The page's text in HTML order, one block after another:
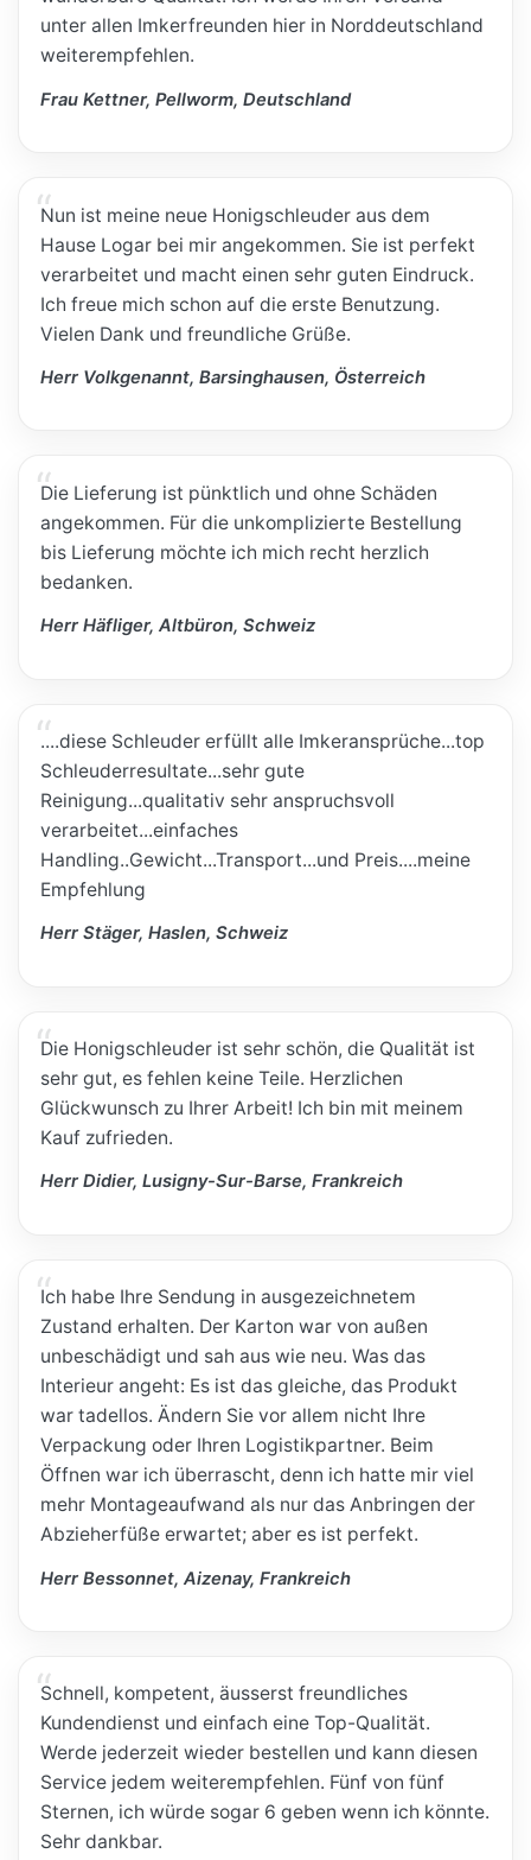
unter allen Imkerfreunden hier in Norddeutschland
weiterempfehlen.
Frau Kettner, Pellworm, Deutschland
Nun ist meine neue Honigschleuder aus dem
Hause Logar bei mir angekommen. Sie ist perfekt
verarbeitet und macht einen sehr guten Eindruck.
Ich freue mich schon auf die erste Benutzung.
Vielen Dank und freundliche Grüße.
Herr Volkgenannt, Barsinghausen, Österreich
Die Lieferung ist pünktlich und ohne Schäden
angekommen. Für die unkomplizierte Bestellung
bis Lieferung möchte ich mich recht herzlich
bedanken.
Herr Häfliger, Altbüron, Schweiz
....diese Schleuder erfüllt alle Imkeransprüche...top
Schleuderresultate...sehr gute
Reinigung...qualitativ sehr anspruchsvoll
verarbeitet...einfaches
Handling..Gewicht...Transport...und Preis....meine
Empfehlung
Herr Stäger, Haslen, Schweiz
Die Honigschleuder ist sehr schön, die Qualität ist
sehr gut, es fehlen keine Teile. Herzlichen
Glückwunsch zu Ihrer Arbeit! Ich bin mit meinem
Kauf zufrieden.
Herr Didier, Lusigny-Sur-Barse, Frankreich
Ich habe Ihre Sendung in ausgezeichnetem
Zustand erhalten. Der Karton war von außen
unbeschädigt und sah aus wie neu. Was das
Interieur angeht: Es ist das gleiche, das Produkt
war tadellos. Ändern Sie vor allem nicht Ihre
Verpackung oder Ihren Logistikpartner. Beim
Öffnen war ich überrascht, denn ich hatte mir viel
mehr Montageaufwand als nur das Anbringen der
Abzieherfüße erwartet; aber es ist perfekt.
Herr Bessonnet, Aizenay, Frankreich
Schnell, kompetent, äusserst freundliches
Kundendienst und einfach eine Top-Qualität.
Werde jederzeit wieder bestellen und kann diesen
Service jedem weiterempfehlen. Fünf von fünf
Sternen, ich würde sogar 6 geben wenn ich könnte.
Sehr dankbar.